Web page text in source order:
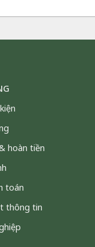
Để Bàn Sang
thuỷ để bàn
mang ý nghĩa
làm quà tặng
hoàn tiền
toán
thông tin